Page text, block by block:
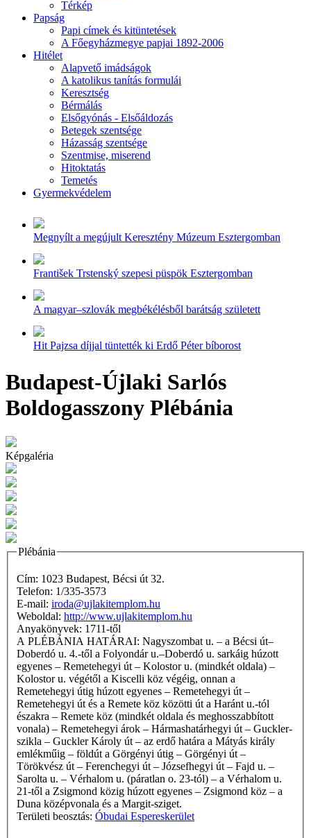
Térkép
Papság
Papi címek és kitüntetések
A Főegyházmegye papjai 1892-2006
Hitélet
Alapvető imádságok
A katolikus tanítás formulái
Keresztség
Bérmálás
Elsőgyónás - Elsőáldozás
Betegek szentsége
Házasság szentsége
Szentmise, miserend
Hitoktatás
Temetés
Gyermekvédelem
Megnyílt a megújult Keresztény Múzeum Esztergomban
František Trstenský szepesi püspök Esztergomban
A magyar–szlovák megbékélésből barátság született
Hit Pajzsa díjjal tüntették ki Erdő Péter bíborost
Budapest-Újlaki Sarlós
Boldogasszony Plébánia
Képgaléria
Plébánia
Cím: 1023 Budapest, Bécsi út 32.
Telefon: 1/335-3573
E-mail: iroda@ujlakitemplom.hu
Weboldal: http://www.ujlakitemplom.hu
Anyakönyvek: 1711-től
A PLÉBÁNIA HATÁRAI: Nagyszombat u. – a Bécsi út–
Doberdó u. 4.-től a Folyondár u.–Doberdó u. sarkáig húzott
egyenes – Remetehegyi út – Kolostor u. (mindkét oldala) –
Kolostor u. végétől a Kiscelli köz végéig, onnan a
Remetehegyi útig húzott egyenes – Remetehegyi út –
Remetehegyi út és a Remete köz közötti út a Haránt u.-tól
északra – Remete köz (mindkét oldala és meghosszabbított
vonala) – Remetehegyi árok – Hármashatárhegyi út – Guckler-
szikla – Guckler Károly út – az erdő határa a Mátyás király
emlékműig – földút a Görgényi útig – Görgényi út –
Törökvész út – Ferenchegyi út – Józsefhegyi út – Fajd u. –
Sarolta u. – Vérhalom u. (páratlan o. 23-tól) – a Vérhalom u.
21-től a Zsigmond közig húzott egyenes – Zsigmond köz – a
Duna középvonala és a Margit-sziget.
Területi beosztás: Óbudai Espereskerület